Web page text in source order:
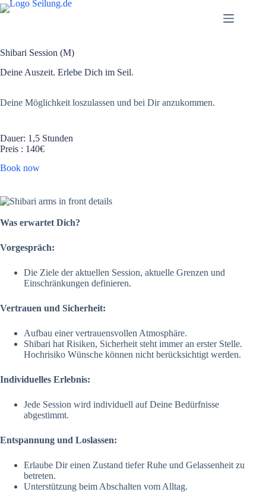
Skip
to
Shibari Session (M)
Deine Auszeit. Erlebe Dich im Seil.
Deine Möglichkeit loszulassen und bei Dir anzukommen.
Dauer: 1,5 Stunden
Preis : 140€
Book now
Was erwartet Dich?
Vorgespräch:
Die Ziele der aktuellen Session, aktuelle Grenzen und
Einschränkungen definieren.
Vertrauen und Sicherheit:
Aufbau einer vertrauensvollen Atmosphäre.
Shibari hat Risiken, Sicherheit steht immer an erster Stelle.
Hochrisiko Wünsche können nicht berücksichtigt werden.
Individuelles Erlebnis:
Jede Session wird individuell auf Deine Bedürfnisse
abgestimmt.
Entspannung und Loslassen:
Erlaube Dir einen Zustand tiefer Ruhe und Gelassenheit zu
betreten.
Unterstützung beim Abschalten vom Alltag.